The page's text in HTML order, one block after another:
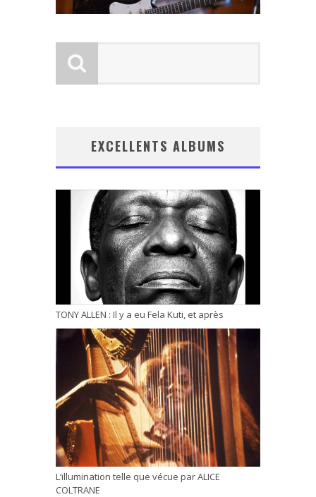
EXCELLENTS ALBUMS
TONY ALLEN : Il y a eu Fela Kuti, et après
L’illumination telle que vécue par ALICE
COLTRANE